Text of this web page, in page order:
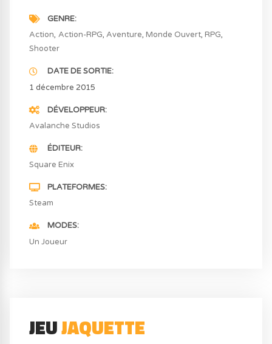
GENRE
Action Action-RPG Aventure Monde Ouvert RPG
Shooter
DATE DE SORTIE
1 décembre 2015
DÉVELOPPEUR
Avalanche Studios
ÉDITEUR
Square Enix
PLATEFORMES
Steam
MODES
Un Joueur
JEUJAQUETTE